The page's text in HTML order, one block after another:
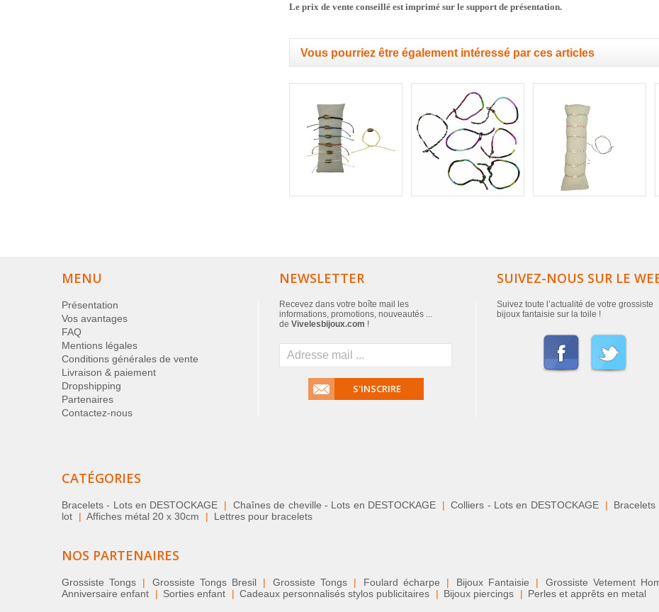
Le prix de vente conseillé est imprimé sur le support de présentation.
Vous pourriez être également intéressé par ces articles
MENU
Présentation
Vos avantages
FAQ
Mentions légales
Conditions générales de vente
Livraison & paiement
Dropshipping
Partenaires
Contactez-nous
NEWSLETTER
Recevez dans votre boîte mail les
informations, promotions, nouveautés ...
de Vivelesbijoux.com !
S'INSCRIRE
SUIVEZ-NOUS SUR LE
Suivez toute l’actualité de votre grossiste
bijoux fantaisie sur la toile !
CATÉGORIES
Bracelets - Lots en DESTOCKAGE | Chaînes de cheville - Lots en DESTOCKAGE | Colliers - Lots en DESTOCKAGE | Bracelets
lot
| Affiches métal 20 x 30cm | Lettres pour bracelets
NOS PARTENAIRES
Grossiste Tongs | Grossiste Tongs Bresil | Grossiste Tongs | Foulard écharpe | Bijoux Fantaisie | Grossiste Vetement
Anniversaire enfant
| Sorties enfant | Cadeaux personnalisés stylos publicitaires | Bijoux piercings | Perles et apprêts en metal